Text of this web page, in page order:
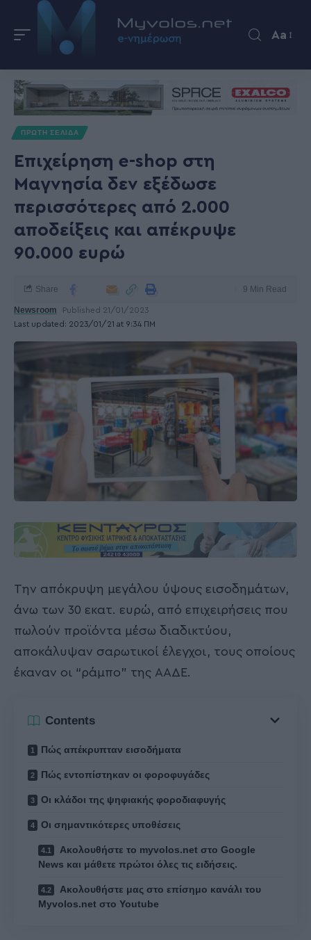
Aa
ΠΡΩΤΗ ΣΕΛΙΔΑ
Επιχείρηση e-shop στη
Μαγνησία δεν εξέδωσε
περισσότερες από 2.000
αποδείξεις και απέκρυψε
90.000 ευρώ
Last updated: 2023/01/21 at 9:34 ΠΜ
Newsroom Published 21/01/2023
Share 9 Min Read
Την απόκρυψη μεγάλου ύψους εισοδημάτων,
άνω των 30 εκατ. ευρώ, από επιχειρήσεις που
πωλούν προϊόντα μέσω διαδικτύου,
αποκάλυψαν σαρωτικοί έλεγχοι, τους οποίους
έκαναν οι “ράμπο” της ΑΑΔΕ.
Contents
Πώς απέκρυπταν εισοδήματα
Πώς εντοπίστηκαν οι φοροφυγάδες
Οι κλάδοι της ψηφιακής φοροδιαφυγής
Οι σημαντικότερες υποθέσεις
Ακολουθήστε το myvolos.net στο Google
News και μάθετε πρώτοι όλες τις ειδήσεις.
Ακολουθήστε μας στο επίσημο κανάλι του
Myvolos.net στο Youtube